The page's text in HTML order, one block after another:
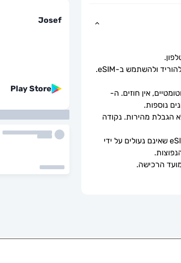
אין חוזים. ה-
Josef
Play Store